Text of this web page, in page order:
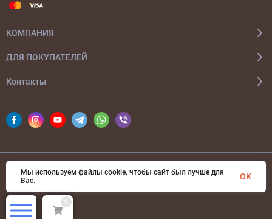
КОМПАНИЯ
ДЛЯ ПОКУПАТЕЛЕЙ
Контакты
© 2026 bags-ua.com Все права защищены
0
Мы используем файлы cookie, чтобы сайт был лучше для
Вас.
OK